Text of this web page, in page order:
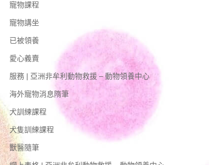
寵物課程
寵物講坐
已被領養
愛心義賣
服務 | 亞洲非牟利動物救援 – 動物領養中心
海外寵物消息隋筆
犬訓練課程
犬隻訓練課程
獸醫隨筆